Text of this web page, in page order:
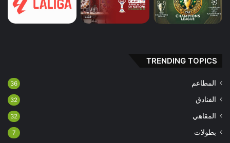
TRENDING TOPICS
المطاعم 36
الفنادق 32
المقاهي 32
بطولات 7